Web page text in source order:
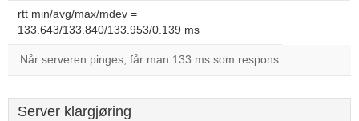
rtt min/avg/max/mdev =
133.643/133.840/133.953/0.139 ms
Når serveren pinges, får man 133 ms som respons.
Server klargjøring